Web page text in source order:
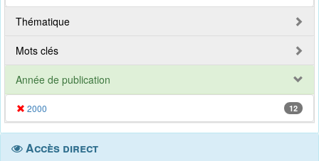
Thématique
Mots clés
Année de publication
2000 12
Accès direct